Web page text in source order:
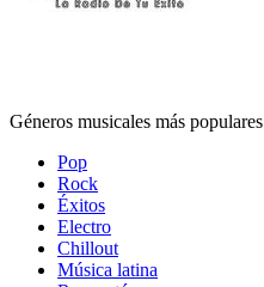
Géneros musicales más populares
Pop
Rock
Éxitos
Electro
Chillout
Música latina